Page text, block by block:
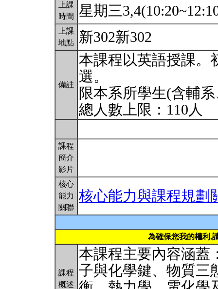
上課
時間
星期三
上課
地點
新302新302
備註
本課程以英語授課。
選。
限本系所學生(含輔
總人數上限：110人
課程
簡介
影片
核心
能力
關聯
核心能力與課程規劃
為確保您我的權利,
課程
概述
本課程主要內容涵蓋
子與化學鍵、物質三